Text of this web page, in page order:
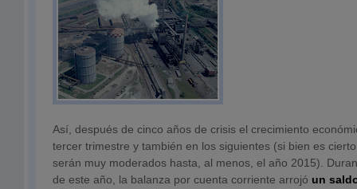
Así, después de cinco años de crisis el crecimiento
tercer trimestre y también en los siguientes (si bien es
serán muy moderados hasta, al menos, el año 2015).
de este año, la balanza por cuenta corriente arrojó un